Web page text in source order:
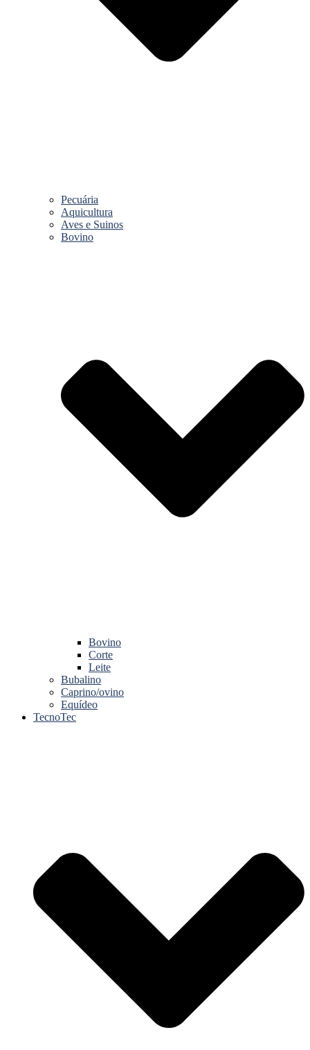
Pecuária
Aquicultura
Aves e Suinos
Bovino
Bovino
Corte
Leite
Bubalino
Caprino/ovino
Equídeo
TecnoTec